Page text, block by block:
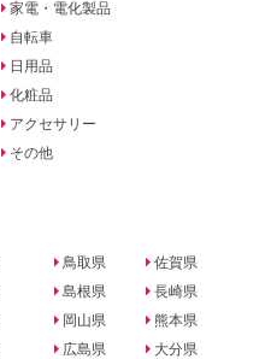
家電・電化製品
自転車
日用品
化粧品
アクセサリー
その他
鳥取県
島根県
岡山県
広島県
佐賀県
長崎県
熊本県
大分県